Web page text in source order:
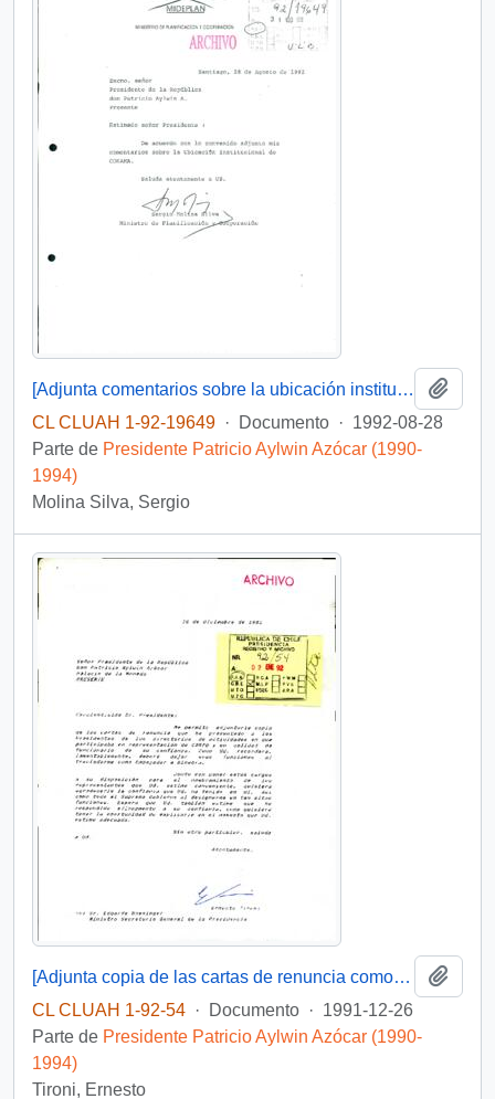
[Adjunta comentarios sobre la ubicación institucional de CONAMA]
CL CLUAH 1-92-19649 · Documento · 1992-08-28
Parte de Presidente Patricio Aylwin Azócar (1990-
1994)
Molina Silva, Sergio
[Adjunta copia de las cartas de renuncia como funcionario de gobierno]
CL CLUAH 1-92-54 · Documento · 1991-12-26
Parte de Presidente Patricio Aylwin Azócar (1990-
1994)
Tironi, Ernesto